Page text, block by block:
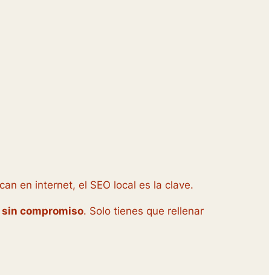
en internet, el SEO local es la clave.
compromiso. Solo tienes que rellenar